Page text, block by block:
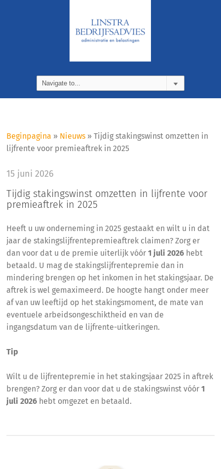
Beginpagina » Nieuws »Tijdig stakingswinst omzetten in
lijfrente voor premieaftrek in 2025
15 juni 2026
Tijdig stakingswinst omzetten in lijfrente voor
premieaftrek in 2025
Heeft u uw onderneming in 2025 gestaakt en wilt u in dat
jaar de stakingslijfrentepremieaftrek claimen? Zorg er
dan voor dat u de premie uiterlijk vóór1 juli 2026 hebt
betaald. U mag de stakingslijfrentepremie dan in
mindering brengen op het inkomen in het stakingsjaar. De
aftrek is wel gemaximeerd. De hoogte hangt onder meer
af van uw leeftijd op het stakingsmoment, de mate van
eventuele arbeidsongeschiktheid en van de
ingangsdatum van de lijfrente-uitkeringen.
Tip
Wilt u de lijfrentepremie in het stakingsjaar 2025 in aftrek
brengen? Zorg er dan voor dat u de stakingswinst vóór1
juli 2026 hebt omgezet en betaald.